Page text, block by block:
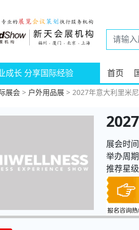
成长 分享国际经验 首页
展会 > 户外用品展 > 2027年意大利里米
展会时
举办周
推荐星